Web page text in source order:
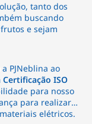
tanto dos
buscando
e sejam
PJNeblina ao
ISO
para nosso
para realizar
elétricos.